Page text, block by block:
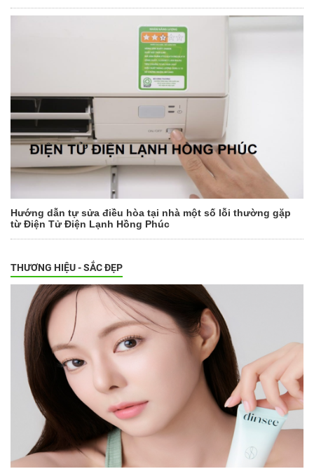
Hướng dẫn tự sửa điều hòa tại nhà một số lỗi thường gặp
từ Điện Tử Điện Lạnh Hồng Phúc
THƯƠNG HIỆU - SẮC ĐẸP